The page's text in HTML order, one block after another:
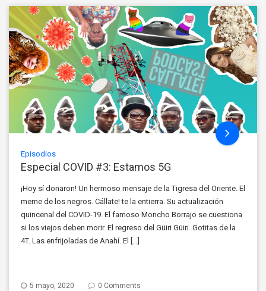
Episodios
Especial COVID #3: Estamos 5G
¡Hoy sí donaron! Un hermoso mensaje de la Tigresa del Oriente. El
meme de los negros. Cállate! te la entierra. Su actualización
quincenal del COVID-19. El famoso Moncho Borrajo se cuestiona
si los viejos deben morir. El regreso del Güiri Güiri. Gotitas de la
4T. Las enfrijoladas de Anahí. El […]
5 mayo, 2020 0 Comments